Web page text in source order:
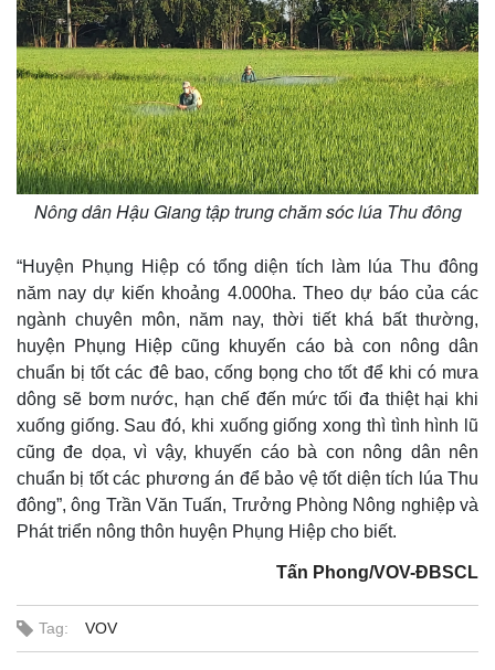
Thế giới
Cuộc sống đó đây
Hồ sơ
Multimedia
Ảnh
E-Magazine
Infographic
Nông dân Hậu Giang tập trung chăm sóc lúa Thu đông
“Huyện Phụng Hiệp có tổng diện tích làm lúa Thu đông
năm nay dự kiến khoảng 4.000ha. Theo dự báo của các
ngành chuyên môn, năm nay, thời tiết khá bất thường,
huyện Phụng Hiệp cũng khuyến cáo bà con nông dân
chuẩn bị tốt các đê bao, cống bọng cho tốt để khi có mưa
dông sẽ bơm nước, hạn chế đến mức tối đa thiệt hại khi
xuống giống. Sau đó, khi xuống giống xong thì tình hình lũ
cũng đe dọa, vì vậy, khuyến cáo bà con nông dân nên
chuẩn bị tốt các phương án để bảo vệ tốt diện tích lúa Thu
đông”, ông Trần Văn Tuấn, Trưởng Phòng Nông nghiệp và
Phát triển nông thôn huyện Phụng Hiệp cho biết.
Tấn Phong/VOV-ĐBSCL
Tag: VOV